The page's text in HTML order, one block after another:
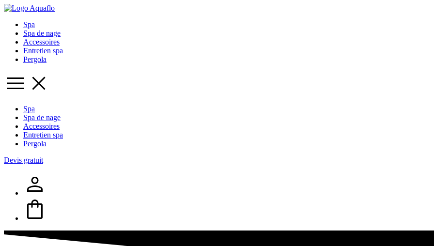
Spa
Spa de nage
Accessoires
Entretien spa
Pergola
Spa
Spa de nage
Accessoires
Entretien spa
Pergola
Devis gratuit